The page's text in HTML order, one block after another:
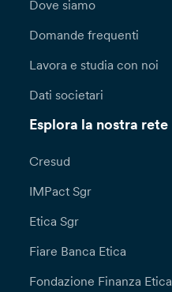
Dove siamo
Domande frequenti
Lavora e studia con noi
Dati societari
Esplora la nostra rete
Cresud
IMPact Sgr
Etica Sgr
Fiare Banca Etica
Fondazione Finanza Etica